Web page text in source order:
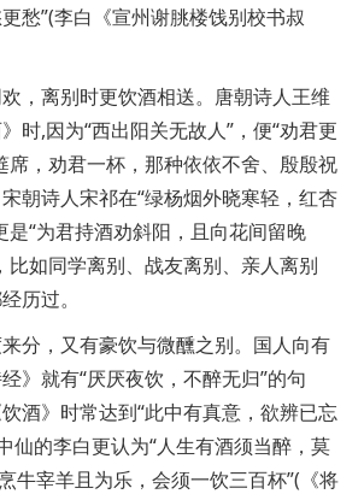
愁”(李白《宣州谢朓楼饯别校书叔
，离别时更饮酒相送。唐朝诗人王维
时,因为“西出阳关无故人”，便“劝君更
席，劝君一杯，那种依依不舍、殷殷祝
朝诗人宋祁在“绿杨烟外晓寒轻，红杏
是“为君持酒劝斜阳，且向花间留晚
比如同学离别、战友离别、亲人离别
历过。
分，又有豪饮与微醺之别。国人向有
》就有“厌厌夜饮，不醉无归”的句
酒》时常达到“此中有真意，欲辨已忘
仙的李白更认为“人生有酒须当醉，莫
牛宰羊且为乐，会须一饮三百杯”(《将